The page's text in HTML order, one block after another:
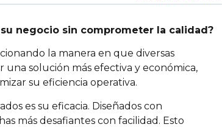
negocio sin comprometer la calidad?
la manera en que diversas
una solución más efectiva y económica,
su eficiencia operativa.
es su eficacia. Diseñados con
más desafiantes con facilidad. Esto